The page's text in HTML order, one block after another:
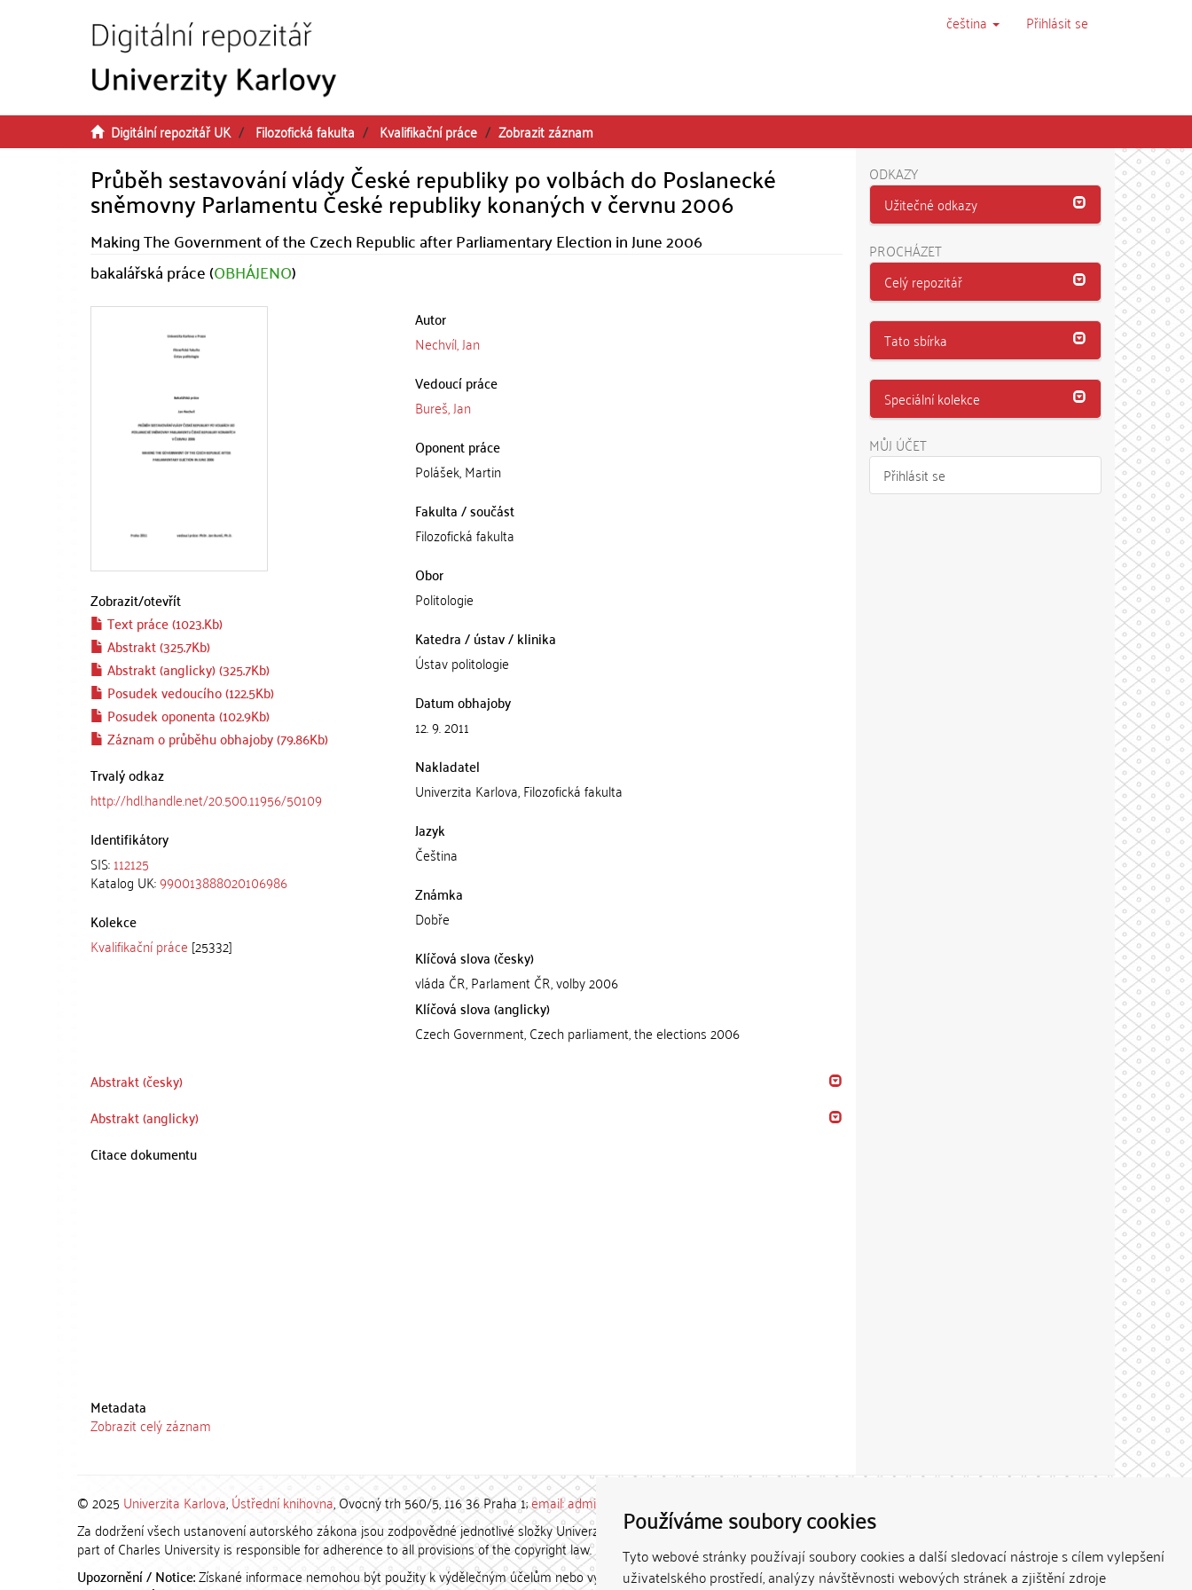
Používáme soubory cookies
Tyto webové stránky používají soubory cookies a další sledovací nástroje s cílem vylepšení
uživatelského prostředí, analýzy návštěvnosti webových stránek a zjištění zdroje
čeština Přihlásit se
Digitální repozitář UK Filozofická fakulta Kvalifikační práce Zobrazit záznam
Průběh sestavování vlády České republiky po volbách do Poslanecké
sněmovny Parlamentu České republiky konaných v červnu 2006
Making The Government of the Czech Republic after Parliamentary Election in June 2006
bakalářská práce (OBHÁJENO)
Zobrazit/otevřít
Text práce (1023.Kb)
Abstrakt (325.7Kb)
Abstrakt (anglicky) (325.7Kb)
Posudek vedoucího (122.5Kb)
Posudek oponenta (102.9Kb)
Záznam o průběhu obhajoby (79.86Kb)
Trvalý odkaz
http://hdl.handle.net/20.500.11956/50109
Identifikátory
SIS:112125
Katalog UK:990013888020106986
Kolekce
Kvalifikační práce [25332]
Autor
Nechvíl, Jan
Vedoucí práce
Bureš, Jan
Oponent práce
Polášek, Martin
Fakulta / součást
Filozofická fakulta
Obor
Politologie
Katedra / ústav / klinika
Ústav politologie
Datum obhajoby
12. 9. 2011
Nakladatel
Univerzita Karlova, Filozofická fakulta
Jazyk
Čeština
Známka
Dobře
Klíčová slova (česky)
vláda ČR, Parlament ČR, volby 2006
Klíčová slova (anglicky)
Czech Government, Czech parliament, the elections 2006
Abstrakt (česky)
Abstrakt (anglicky)
Citace dokumentu
Metadata
Zobrazit celý záznam
ODKAZY
Užitečné odkazy
PROCHÁZET
Celý repozitář
Tato sbírka
Speciální kolekce
MŮJ ÚČET
Přihlásit se
© 2025 Univerzita Karlova,Ústřední knihovna, Ovocný trh 560/5, 116 36 Praha 1;email: admin-repozitar [at] cuni.cz
Za dodržení všech ustanovení autorského zákona jsou zodpovědné jednotlivé složky Univerzity Karlovy. / Each constituent
part of Charles University is responsible for adherence to all provisions of the copyright law.
Upozornění / Notice:Získané informace nemohou být použity k výdělečným účelům nebo vydávány za studijní, vědeckou